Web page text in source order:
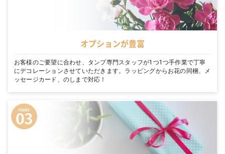
オプションが豊富
お客様のご要望に合わせ、タンプ専門スタッフが1つ1つ手作業で丁寧
にデコレーションさせていただきます。ラッピングからお花の同梱、メ
ッセージカード、のしまで対応！